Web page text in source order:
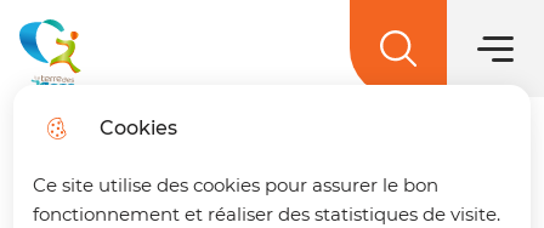
Cookies
Ce site utilise des cookies pour assurer le bon
fonctionnement et réaliser des statistiques de visite.
Zum
Menü
springen
Inhalt
Lageplan
springen
🚌 Vos déplacements simplifiés sur La
La terre des 2 caps Menü
cartons : trop